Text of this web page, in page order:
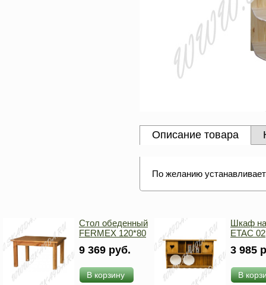
Описание товара
По желанию
Стол обеденный
FERMEX 120*80
9 369 руб.
В корзину
Шкаф
ETAC 02
3 985
В